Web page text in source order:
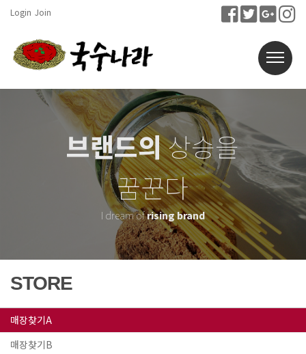
Login Join
브랜드의상승을
꿈꾼다
I dream ofrising brand
STORE
매장찾기A
매장찾기B